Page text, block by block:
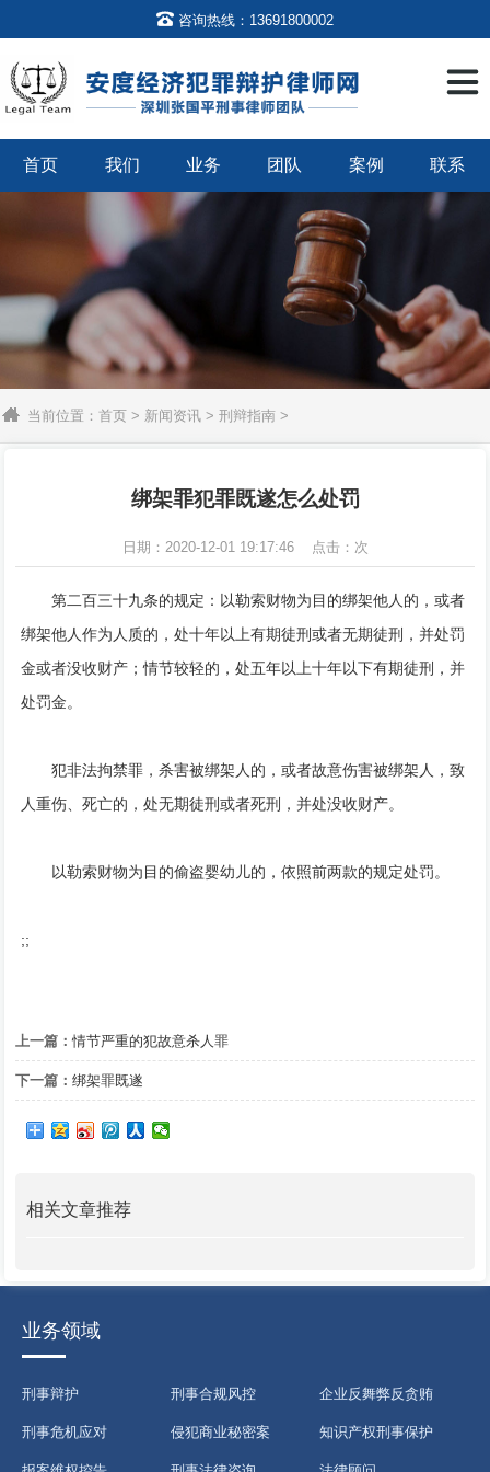
 咨询热线：13691800002
首页 我们 业务 团队 案例 联系
当前位置： 首页 > 新闻资讯 > 刑辩指南 >
绑架罪犯罪既遂怎么处罚
日期：2020-12-01 19:17:46 点击： 次
第二百三十九条的规定：以勒索财物为目的绑架他人的，或者
绑架他人作为人质的，处十年以上有期徒刑或者无期徒刑，并处罚
金或者没收财产；情节较轻的，处五年以上十年以下有期徒刑，并
处罚金。
犯非法拘禁罪，杀害被绑架人的，或者故意伤害被绑架人，致
人重伤、死亡的，处无期徒刑或者死刑，并处没收财产。
以勒索财物为目的偷盗婴幼儿的，依照前两款的规定处罚。
;;
上一篇：情节严重的犯故意杀人罪
下一篇：绑架罪既遂
相关文章推荐
业务领域
刑事辩护 刑事合规风控 企业反舞弊反贪贿
刑事危机应对 侵犯商业秘密案 知识产权刑事保护